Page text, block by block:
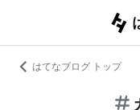
はてなブログ トップ